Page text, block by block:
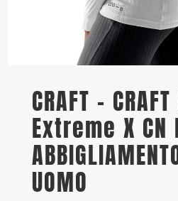
CRAFT –
Extreme X CN
UOMO